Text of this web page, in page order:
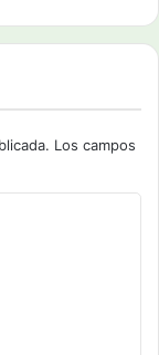
Los campos